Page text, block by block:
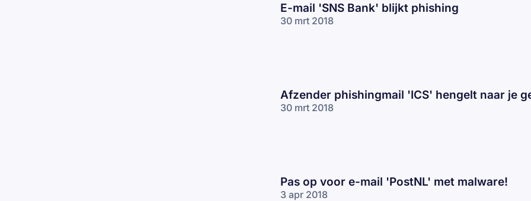
E-mail 'SNS Bank' blijkt phishing
30 mrt 2018
Afzender phishingmail 'ICS' hengelt naar je
30 mrt 2018
Pas op voor e-mail 'PostNL' met malware!
3 apr 2018